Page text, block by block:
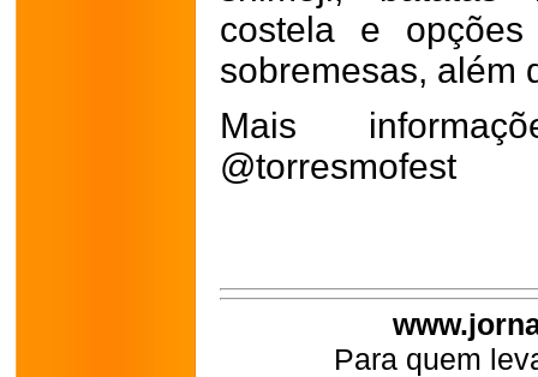
costela e
sobremesas, além
Mais
@torresmofest
Para quem